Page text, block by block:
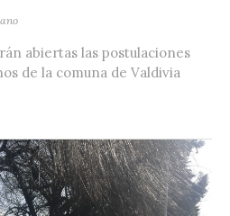
abiertas las postulaciones
de la comuna de Valdivia